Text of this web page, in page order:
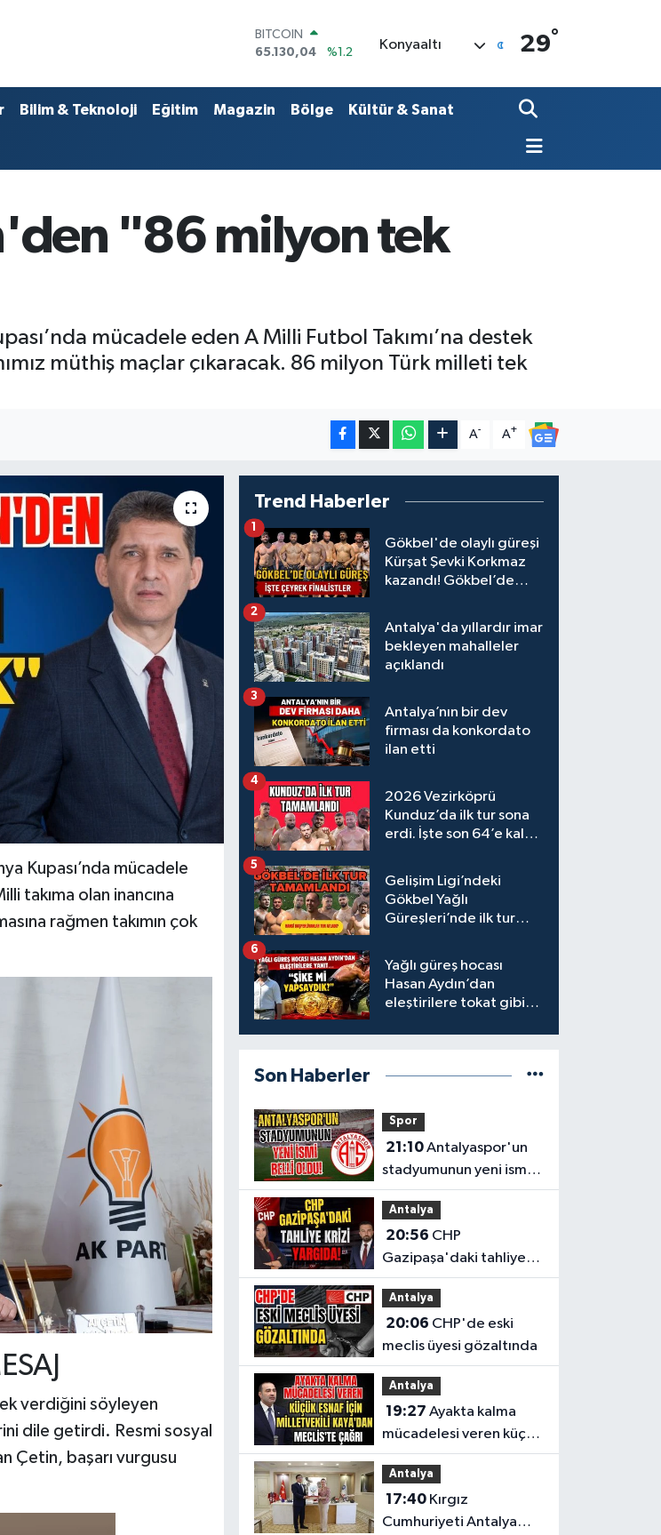
DOLAR
47,7436
%0.18
55,2510
%0.32
STERLİN
BITCOIN
65.130,04
%1.2
Konyaaltı 29°
Bilim & Teknoloji Eğitim Magazin Bölge Kültür & Sanat
"86 milyon tek
mücadele eden A Milli Futbol Takımı’na destek
müthiş maçlar çıkaracak. 86 milyon Türk milleti tek
A- A+
Kupası’nda mücadele
takıma olan inancına
rağmen takımın çok
verdiğini söyleyen
dile getirdi. Resmi sosyal
Çetin, başarı vurgusu
Trend Haberler
Gökbel'de olaylı güreşi
Kürşat Şevki Korkmaz
kazandı! Gökbel’de
Gürbüz elendi!
1
Antalya'da yıllardır imar
bekleyen mahalleler
açıklandı
2
Antalya’nın bir dev
firması da konkordato
ilan etti
3
2026 Vezirköprü
Kunduz’da ilk tur sona
erdi. İşte son 64’e kalan
4
Gelişim Ligi’ndeki
Gökbel Yağlı
Güreşleri’nde ilk tur
5
Yağlı güreş hocası
Hasan Aydın’dan
eleştirilere tokat gibi
6
Son Haberler
Spor
21:10Antalyaspor'un
stadyumunun yeni ismi
belli oldu!
Antalya
20:56
Gazipaşa'daki tahliye
krizi yargıda!
Antalya
20:06
meclis üyesi gözaltında
Antalya
19:27
mücadelesi veren küçük
esnaf için Milletvekili
Kaya'dan Meclis'te
çağrı
Antalya
17:40Kırgız
Cumhuriyeti Antalya